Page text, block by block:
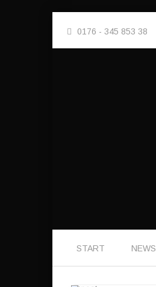
0176 - 345 853 38
Menu
START
NEWS